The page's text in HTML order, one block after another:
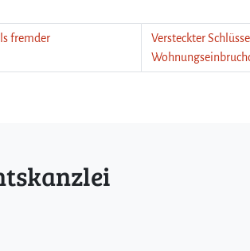
fremder
Versteckter